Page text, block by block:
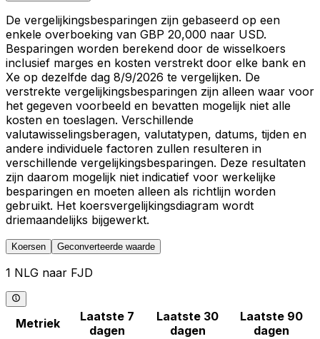
De vergelijkingsbesparingen zijn gebaseerd op een
enkele overboeking van GBP 20,000 naar USD.
Besparingen worden berekend door de wisselkoers
inclusief marges en kosten verstrekt door elke bank en
Xe op dezelfde dag 8/9/2026 te vergelijken. De
verstrekte vergelijkingsbesparingen zijn alleen waar voor
het gegeven voorbeeld en bevatten mogelijk niet alle
kosten en toeslagen. Verschillende
valutawisselingsberagen, valutatypen, datums, tijden en
andere individuele factoren zullen resulteren in
verschillende vergelijkingsbesparingen. Deze resultaten
zijn daarom mogelijk niet indicatief voor werkelijke
besparingen en moeten alleen als richtlijn worden
gebruikt. Het koersvergelijkingsdiagram wordt
driemaandelijks bijgewerkt.
Koersen Geconverteerde waarde
1 NLG naar FJD
Metriek
Laatste 7
dagen
Laatste 30
dagen
Laatste 90
dagen